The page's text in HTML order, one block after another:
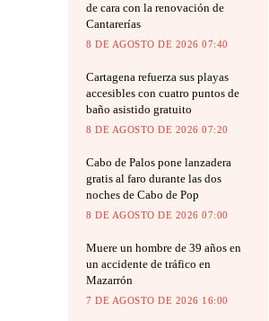
de cara con la renovación de
Cantarerías
8 DE AGOSTO DE 2026 07:40
Cartagena refuerza sus playas
accesibles con cuatro puntos de
baño asistido gratuito
8 DE AGOSTO DE 2026 07:20
Cabo de Palos pone lanzadera
gratis al faro durante las dos
noches de Cabo de Pop
8 DE AGOSTO DE 2026 07:00
Muere un hombre de 39 años en
un accidente de tráfico en
Mazarrón
7 DE AGOSTO DE 2026 16:00